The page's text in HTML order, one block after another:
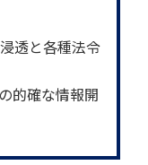
透と各種法令
的確な情報開